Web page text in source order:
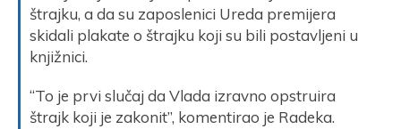
štrajku, a da su zaposlenici Ureda premijera
skidali plakate o štrajku koji su bili postavljeni u
knjižnici.
“To je prvi slučaj da Vlada izravno opstruira
štrajk koji je zakonit”, komentirao je Radeka.